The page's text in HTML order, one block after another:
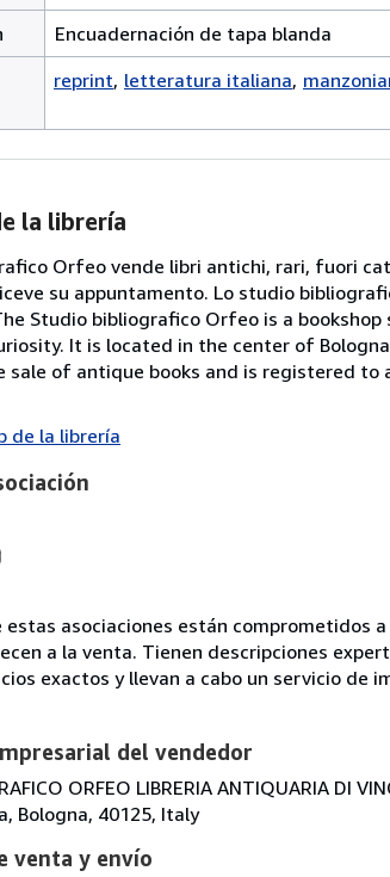
Encuadernación de tapa blanda
reprint letteratura italiana
la librería
Orfeo vende libri antichi, rari, fuori
su appuntamento. Lo studio
Studio bibliografico Orfeo is a
It is located in the center of
sale of antique books and is registered
de la librería
estas asociaciones están
a la venta. Tienen descripciones
exactos y llevan a cabo un servicio de
del vendedor
ORFEO LIBRERIA ANTIQUARIA DI
Bologna, 40125, Italy
venta y envío